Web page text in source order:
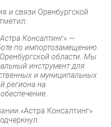
и связи Оренбургской
Консалтинг» —
по импортозамещению
области. Мы
инструмент для
и муниципальных
региона на
«Астра Консалтинг»